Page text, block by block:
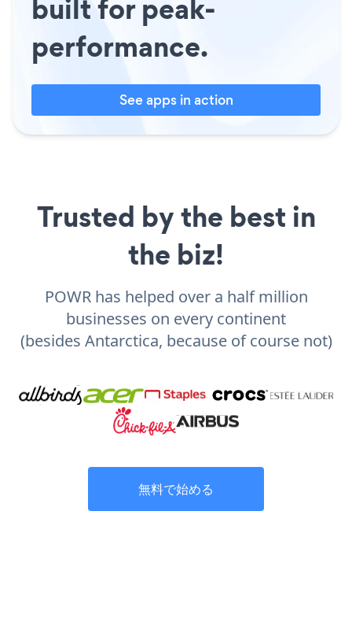
built for peak-
performance.
See apps in action
Trusted by the best in
the biz!
POWR has helped over a half million
businesses on every continent
(besides Antarctica, because of course not)
無料で始める